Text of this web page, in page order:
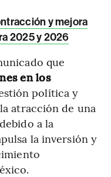
y mejora
2025 y 2026
que
en los
política y
atracción de una
a la
la inversión y